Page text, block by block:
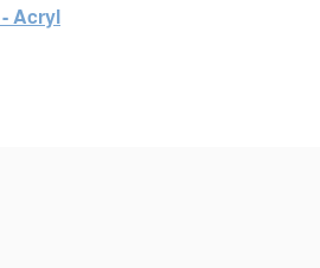
Acryl